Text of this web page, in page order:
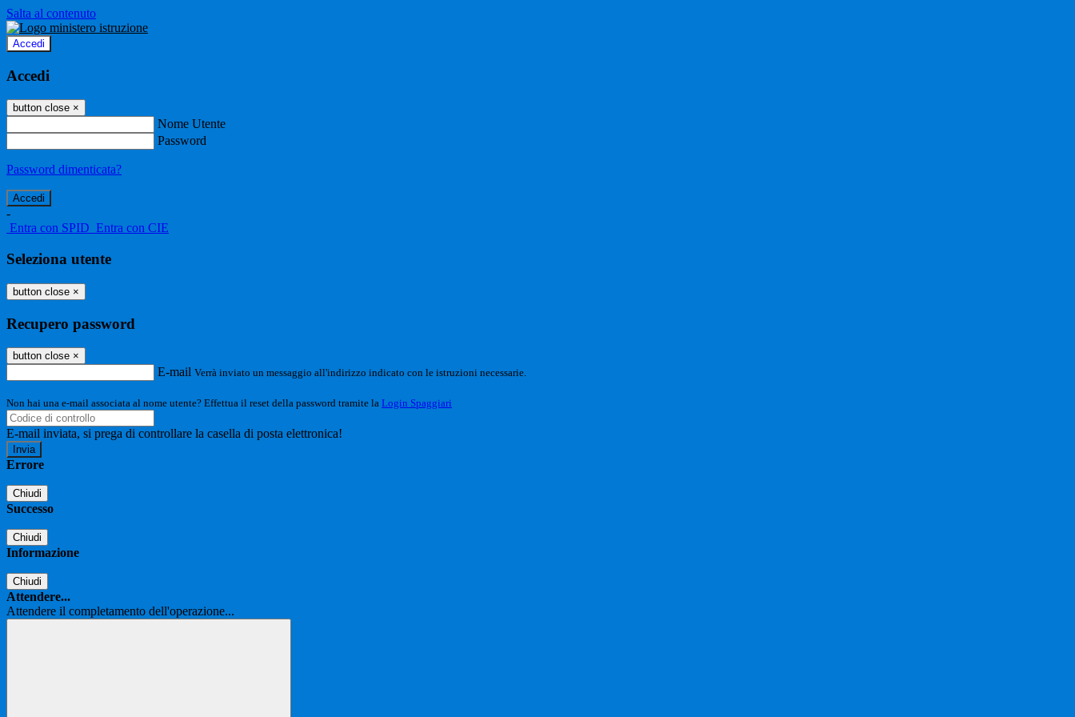
Salta al contenuto
Accedi
Accedi
button close ×
Nome Utente
Password
Password dimenticata?
-
Entra con SPID Entra con CIE
Seleziona utente
button close ×
Recupero password
button close ×
E-mail Verrà inviato un messaggio all'indirizzo indicato con le istruzioni necessarie.
Non hai una e-mail associata al nome utente? Effettua il reset della password tramite la Login Spaggiari
E-mail inviata, si prega di controllare la casella di posta elettronica!
Errore
Chiudi
Successo
Chiudi
Informazione
Chiudi
Attendere...
Attendere il completamento dell'operazione...